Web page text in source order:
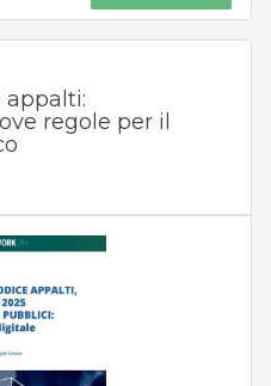
appalti:
regole per il